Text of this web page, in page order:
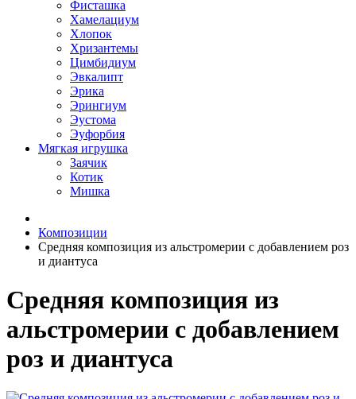
Фисташка
Хамелациум
Хлопок
Хризантемы
Цимбидиум
Эвкалипт
Эрика
Эрингиум
Эустома
Эуфорбия
Мягкая игрушка
Заячик
Котик
Мишка
Композиции
Средняя композиция из альстромерии c добавлением роз
и диантуса
Средняя композиция из
альстромерии c добавлением
роз и диантуса